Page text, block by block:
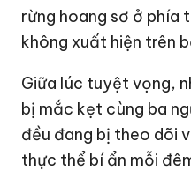
rừng hoang sơ ở phía
không xuất hiện trên
Giữa lúc tuyệt vọng,
bị mắc kẹt cùng ba
đều đang bị theo dõi
thực thể bí ẩn mỗi